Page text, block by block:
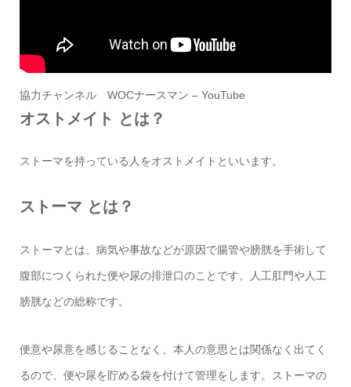
協力チャンネル WOCナースマン – YouTube
オストメイト とは？
ストーマを持っている人をオストメイトといいます。
ストーマ とは？
ストーマとは、病気や事故などが原因で腸管や膀胱を手術して
腹部につくられた便や尿の排泄口のことです。人工肛門や人工
膀胱などの総称です。
便意や尿意を感じることなく、本人の意思とは関係なく出てく
るので、便や尿を貯める袋を付けて管理をします。ストーマの